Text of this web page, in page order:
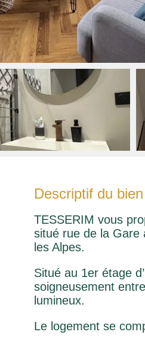
Descriptif du bien
TESSERIM vous
situé rue de la Gare
les Alpes.
Situé au 1er étage
soigneusement
lumineux.
Le logement se